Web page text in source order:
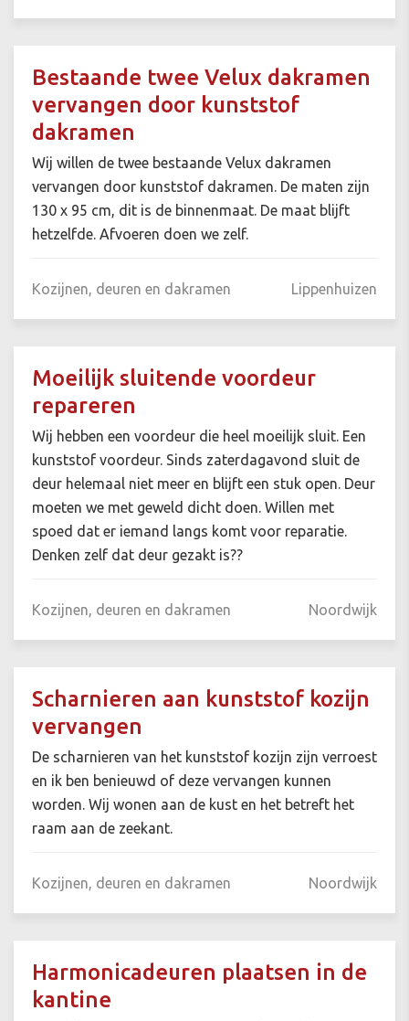
Bestaande twee Velux dakramen
vervangen door kunststof
dakramen
Wij willen de twee bestaande Velux dakramen
vervangen door kunststof dakramen. De maten zijn
130 x 95 cm, dit is de binnenmaat. De maat blijft
hetzelfde. Afvoeren doen we zelf.
Kozijnen, deuren en dakramen Lippenhuizen
Moeilijk sluitende voordeur
repareren
Wij hebben een voordeur die heel moeilijk sluit. Een
kunststof voordeur. Sinds zaterdagavond sluit de
deur helemaal niet meer en blijft een stuk open. Deur
moeten we met geweld dicht doen. Willen met
spoed dat er iemand langs komt voor reparatie.
Denken zelf dat deur gezakt is??
Kozijnen, deuren en dakramen Noordwijk
Scharnieren aan kunststof kozijn
vervangen
De scharnieren van het kunststof kozijn zijn verroest
en ik ben benieuwd of deze vervangen kunnen
worden. Wij wonen aan de kust en het betreft het
raam aan de zeekant.
Kozijnen, deuren en dakramen Noordwijk
Harmonicadeuren plaatsen in de
kantine